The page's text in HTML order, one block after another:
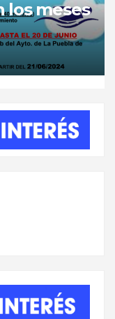
los meses